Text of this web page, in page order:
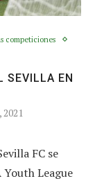
competiciones
SEVILLA EN
FC se
League